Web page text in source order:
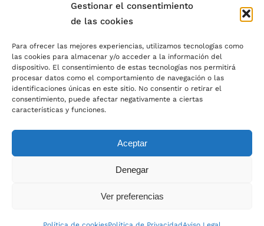
Gestionar el consentimiento
de las cookies
Para ofrecer las mejores experiencias, utilizamos tecnologías como
las cookies para almacenar y/o acceder a la información del
dispositivo. El consentimiento de estas tecnologías nos permitirá
procesar datos como el comportamiento de navegación o las
identificaciones únicas en este sitio. No consentir o retirar el
consentimiento, puede afectar negativamente a ciertas
características y funciones.
Aceptar
Denegar
Ver preferencias
Quam eu proin sit massa condimentum.
Volutpat non pulvinar
aliquet nunc. Quam eu proin sit massa
condimentum.